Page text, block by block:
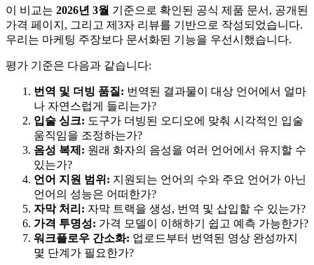
이 비교는 2026년 3월 기준으로 확인된 공식 제품 문서, 공개된
가격 페이지, 그리고 제3자 리뷰를 기반으로 작성되었습니다.
우리는 마케팅 주장보다 문서화된 기능을 우선시했습니다.
평가 기준은 다음과 같습니다:
번역 및 더빙 품질: 번역된 결과물이 대상 언어에서 얼마
나 자연스럽게 들리는가?
입술 싱크: 도구가 더빙된 오디오에 맞춰 시각적인 입술
움직임을 조정하는가?
음성 복제: 원래 화자의 음성을 여러 언어에서 유지할 수
있는가?
언어 지원 범위: 지원되는 언어의 수와 주요 언어가 아닌
언어의 성능은 어떠한가?
자막 처리: 자막 트랙을 생성, 번역 및 삽입할 수 있는가?
가격 투명성: 가격 모델이 이해하기 쉽고 예측 가능한가?
워크플로우 간소화: 업로드부터 번역된 영상 완성까지
몇 단계가 필요한가?